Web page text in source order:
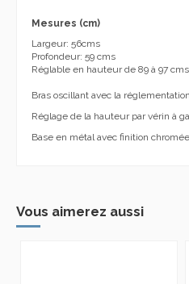
Mesures (cm)
Largeur: 56cms
Profondeur: 59 cms
Réglable en hauteur de 89 à 97
Bras oscillant avec la
Réglage de la hauteur par vérin à
Base en métal avec finition chromée.
Vous aimerez aussi